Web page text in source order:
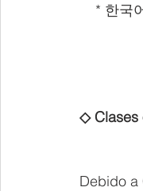
* 한국
◇
Debido a